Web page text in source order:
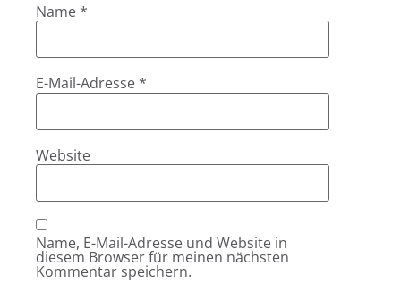
Name *
E-Mail-Adresse *
Website
Name, E-Mail-Adresse und Website in
diesem Browser für meinen nächsten
Kommentar speichern.